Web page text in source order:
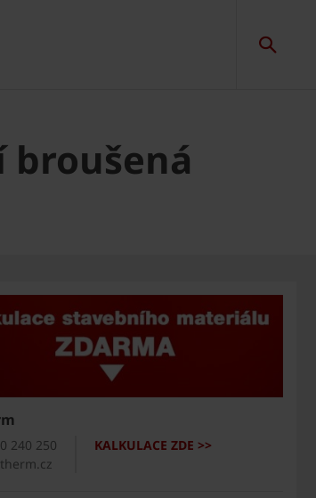
broušená
KALKULACE ZDE >>
240 250